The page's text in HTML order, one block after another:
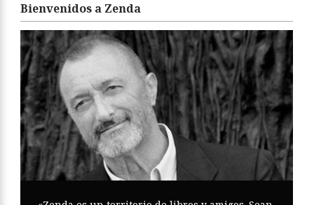
Bienvenidos a Zenda